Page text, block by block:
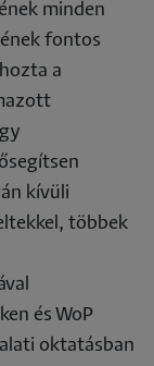
minden
fontos
a
kívüli
többek
és WoP
oktatásban